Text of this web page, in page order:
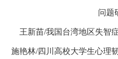
问题
王新苗/我国台湾地区失智
施艳林/四川高校大学生心理